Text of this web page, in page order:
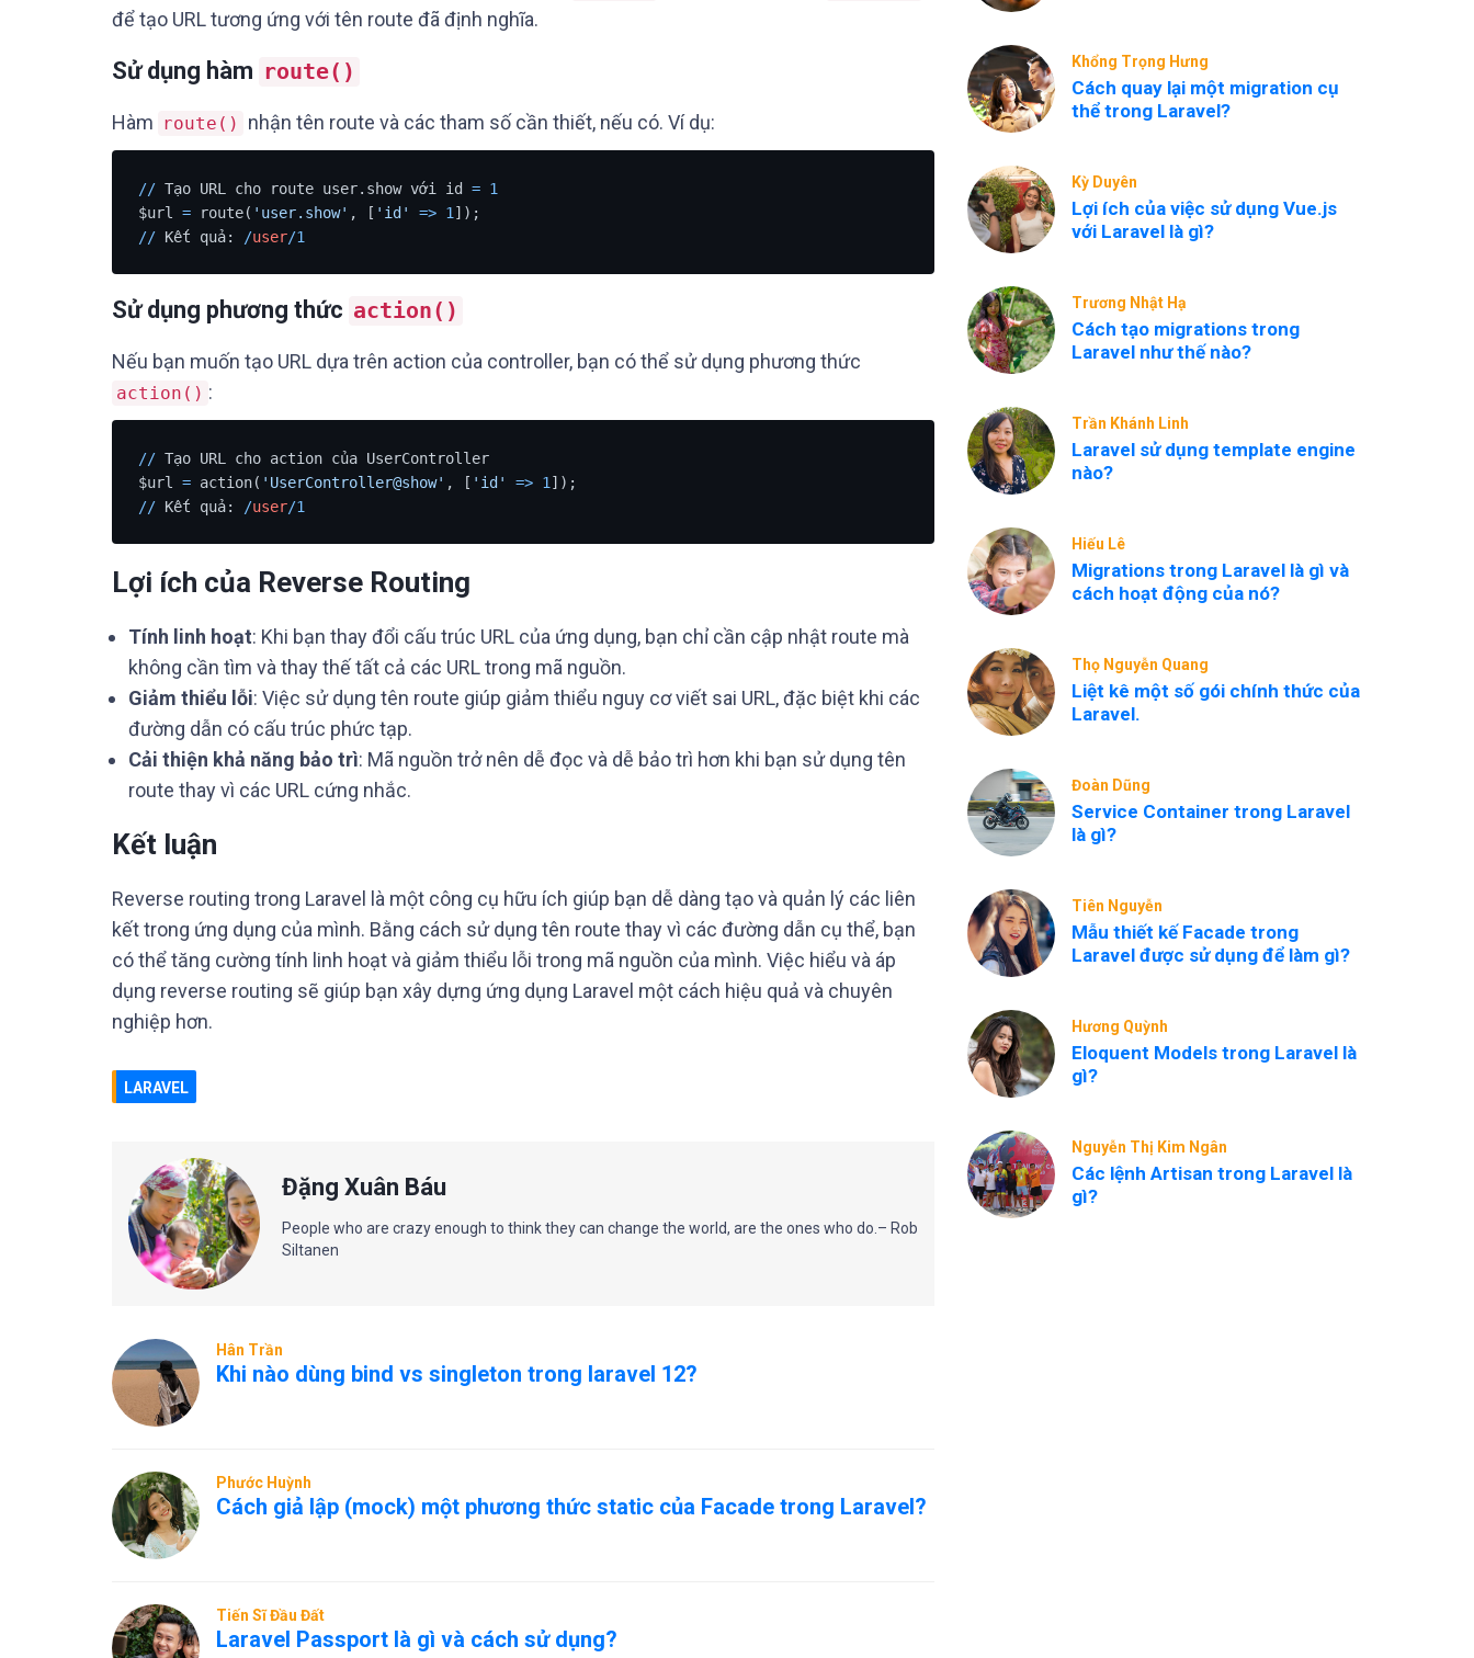
để tạo URL tương ứng với tên route đã định nghĩa.
Sử dụng hàm route()
Hàm route() nhận tên route và các tham số cần thiết, nếu có. Ví dụ:
// Tạo URL cho route user.show với id = 1
$url = route( 'user.show' , [ 'id' => 1
// Kết quả: /user/1
Sử dụng phương thức action()
Nếu bạn muốn tạo URL dựa trên action của controller, bạn có thể sử dụng phương thức
action() :
// Tạo URL cho action của UserController
$url = action( 'UserController@show' , [ 'id' => 1
// Kết quả: /user/1
Lợi ích của Reverse Routing
Tính linh hoạt: Khi bạn thay đổi cấu trúc URL của ứng dụng, bạn chỉ cần cập nhật route mà
không cần tìm và thay thế tất cả các URL trong mã nguồn.
Giảm thiểu lỗi: Việc sử dụng tên route giúp giảm thiểu nguy cơ viết sai URL, đặc biệt khi các
đường dẫn có cấu trúc phức tạp.
Cải thiện khả năng bảo trì: Mã nguồn trở nên dễ đọc và dễ bảo trì hơn khi bạn sử dụng tên
route thay vì các URL cứng nhắc.
Kết luận
Reverse routing trong Laravel là một công cụ hữu ích giúp bạn dễ dàng tạo và quản lý các liên
kết trong ứng dụng của mình. Bằng cách sử dụng tên route thay vì các đường dẫn cụ thể, bạn
có thể tăng cường tính linh hoạt và giảm thiểu lỗi trong mã nguồn của mình. Việc hiểu và áp
dụng reverse routing sẽ giúp bạn xây dựng ứng dụng Laravel một cách hiệu quả và chuyên
nghiệp hơn.
LARAVEL
Đặng Xuân Báu
People who are crazy enough to think they can change the world, are the ones who do.– Rob
Siltanen
Hân Trần
Khi nào dùng bind vs singleton trong laravel 12?
Phước Huỳnh
Cách giả lập (mock) một phương thức static của Facade trong Laravel?
Tiến Sĩ Đầu Đất
Laravel Passport là gì và cách sử dụng?
Khổng Trọng Hưng
Cách quay lại một migration cụ
thể trong Laravel?
Kỳ Duyên
Lợi ích của việc sử dụng Vue.js
với Laravel là gì?
Trương Nhật Hạ
Cách tạo migrations trong
Laravel như thế nào?
Trần Khánh Linh
Laravel sử dụng template engine
nào?
Hiếu Lê
Migrations trong Laravel là gì và
cách hoạt động của nó?
Thọ Nguyễn Quang
Liệt kê một số gói chính thức của
Laravel.
Đoàn Dũng
Service Container trong Laravel
là gì?
Tiên Nguyễn
Mẫu thiết kế Facade trong
Laravel được sử dụng để làm gì?
Hương Quỳnh
Eloquent Models trong Laravel là
gì?
Nguyễn Thị Kim Ngân
Các lệnh Artisan trong Laravel là
gì?